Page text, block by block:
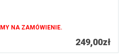
NA ZAMÓWIENIE.
249,00zł